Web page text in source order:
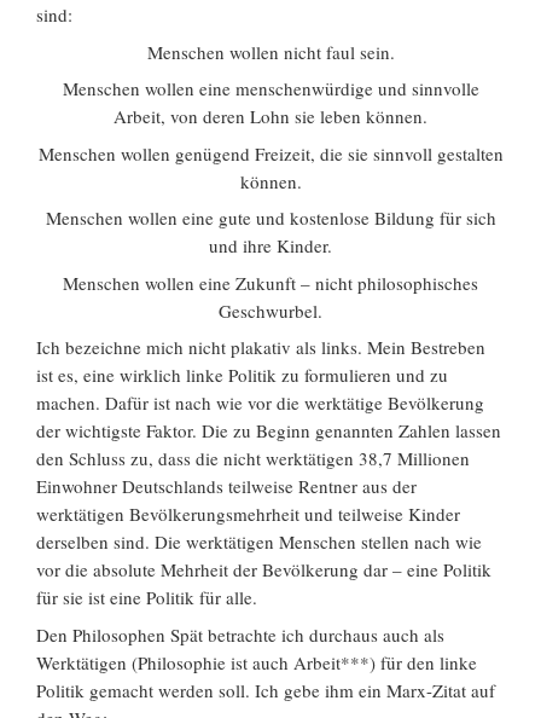
sind:
Menschen wollen nicht faul sein.
Menschen wollen eine menschenwürdige und sinnvolle
Arbeit, von deren Lohn sie leben können.
Menschen wollen genügend Freizeit, die sie sinnvoll gestalten
können.
Menschen wollen eine gute und kostenlose Bildung für sich
und ihre Kinder.
Menschen wollen eine Zukunft – nicht philosophisches
Geschwurbel.
Ich bezeichne mich nicht plakativ als links. Mein Bestreben
ist es, eine wirklich linke Politik zu formulieren und zu
machen. Dafür ist nach wie vor die werktätige Bevölkerung
der wichtigste Faktor. Die zu Beginn genannten Zahlen lassen
den Schluss zu, dass die nicht werktätigen 38,7 Millionen
Einwohner Deutschlands teilweise Rentner aus der
werktätigen Bevölkerungsmehrheit und teilweise Kinder
derselben sind. Die werktätigen Menschen stellen nach wie
vor die absolute Mehrheit der Bevölkerung dar – eine Politik
für sie ist eine Politik für alle.
Den Philosophen Spät betrachte ich durchaus auch als
Werktätigen (Philosophie ist auch Arbeit***) für den linke
Politik gemacht werden soll. Ich gebe ihm ein Marx-Zitat auf